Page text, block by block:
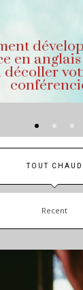
en
décoller
TOUT CHAUD
Recent